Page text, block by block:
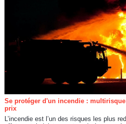
Se protéger d'un incendie :
prix
L’incendie est l’un des risques les plus